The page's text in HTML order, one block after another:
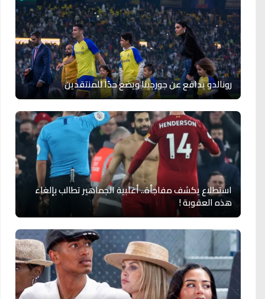
رونالدو يدافع عن جورجينا ويضع حدًا للمنتقدين
استطلاع يكشف مفاجأة.. أغلبية الجماهير تطالب بإلغاء
هذه العقوبة !